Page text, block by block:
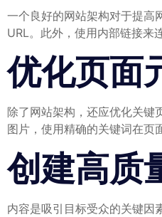
一个良好的网站架构对于提高
URL。此外，使用内部链接来
优化页面
除了网站架构，还应优化关键
图片，使用精确的关键词在页
创建高质
内容是吸引目标受众的关键因